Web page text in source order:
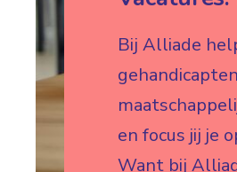
Bij Alliade
en focus jij je
Want bij